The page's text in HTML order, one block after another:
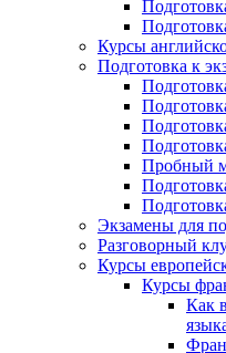
Курсы
Подготовка к
Пробный
Экзамены для
Разговорный
Курсы
Курсы
Как